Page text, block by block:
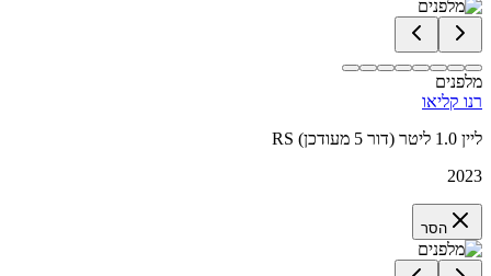
מלפנים
רנו קליאו
RS ליין 1.0 ליטר (דור 5 מעודכן)
2023
הסר